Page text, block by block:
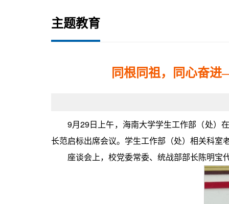
主题教育
同根同祖，同心奋
9月29日上午，海南大学学生工作部（处）
长范启标出席会议。学生工作部（处）相关科室
座谈会上，校党委常委、统战部部长陈明宝